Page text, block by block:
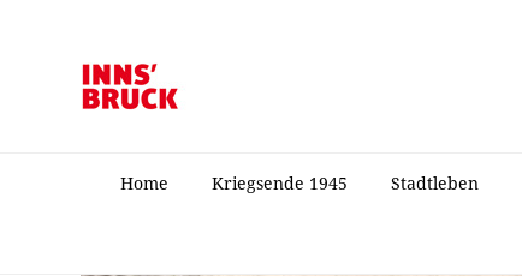
Home Kriegsende 1945 Stadtleben